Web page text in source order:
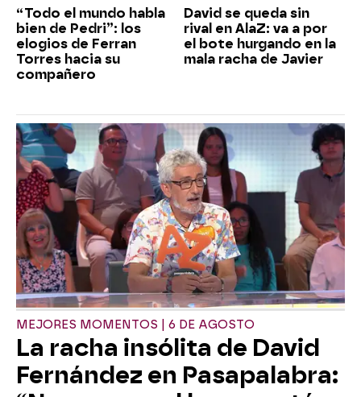
“Todo el mundo habla
bien de Pedri”: los
elogios de Ferran
Torres hacia su
compañero
David se queda sin
rival en AlaZ: va a por
el bote hurgando en la
mala racha de Javier
MEJORES MOMENTOS | 6 DE AGOSTO
La racha insólita de David
Fernández en Pasapalabra: